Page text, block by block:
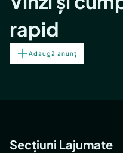
rapid
Adaugă anunț
Secțiuni Lajumate